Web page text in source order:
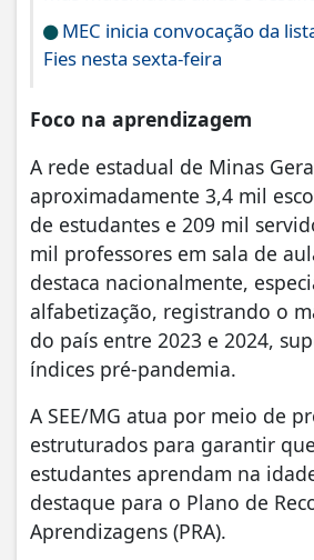
MEC inicia convocação da
Fies nesta sexta-feira
Foco na aprendizagem
A rede estadual de Minas
aproximadamente 3,4 mil
de estudantes e 209 mil
mil professores em sala de
destaca nacionalmente,
alfabetização, registrando o
do país entre 2023 e 2024,
índices pré-pandemia.
A SEE/MG atua por meio de
estruturados para garantir
estudantes aprendam na
destaque para o Plano de
Aprendizagens (PRA).